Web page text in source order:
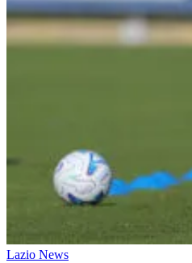
Lazio News